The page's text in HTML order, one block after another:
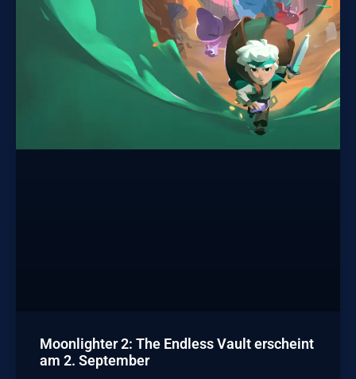
Moonlighter 2: The Endless Vault erscheint
am 2. September